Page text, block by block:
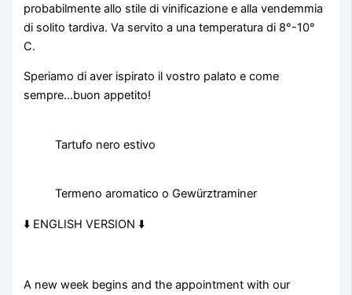
probabilmente allo stile di vinificazione e alla vendemmia
di solito tardiva. Va servito a una temperatura di 8°-10°
C.
Speriamo di aver ispirato il vostro palato e come
sempre…buon appetito!
Tartufo nero estivo
Termeno aromatico o Gewürztraminer
⬇️ ENGLISH VERSION ⬇️
A new week begins and the appointment with our